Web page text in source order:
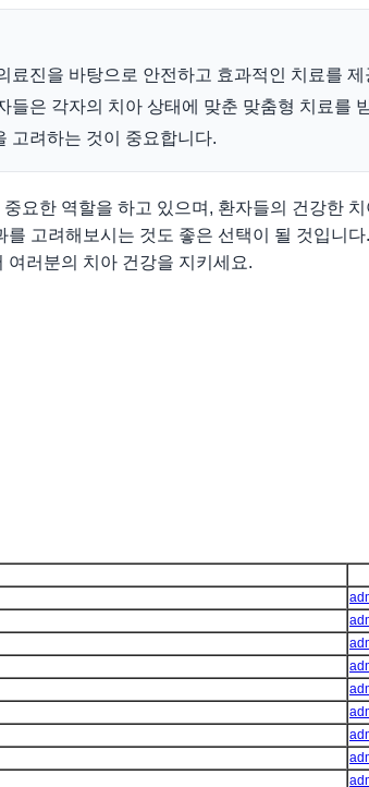
료진을 바탕으로 안전하고 효과적인 치료를
들은 각자의 치아 상태에 맞춘 맞춤형 치료를
고려하는 것이 중요합니다.
요한 역할을 하고 있으며, 환자들의 건강한
고려해보시는 것도 좋은 선택이 될 것입니다.
여러분의 치아 건강을 지키세요.